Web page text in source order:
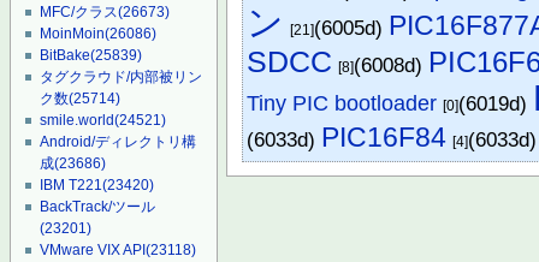
MFC/クラス(26673)
MoinMoin(26086)
BitBake(25839)
タグクラウド/内部被リン
ク数(25714)
smile.world(24521)
Android/ディレクトリ構
成(23686)
IBM T221(23420)
BackTrack/ツール
(23201)
VMware VIX API(23118)
ン [21](6005d)
SDCC [8](6008d)
Tiny PIC bootloader [0](6019d)
(6033d) PIC16F84 [4](6033d)